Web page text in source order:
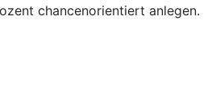
chancenorientiert anlegen.